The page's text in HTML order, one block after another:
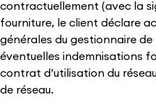
contractuellement (avec la
fourniture, le client déclare
générales du gestionnaire de
éventuelles indemnisations
contrat d’utilisation du
de réseau.